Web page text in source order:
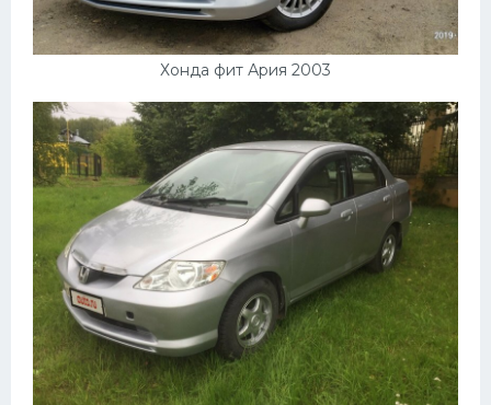
Хонда фит Ария 2003
Камаз
Хонда
Грузовики
Шевроле
Кадиллак
Автокемпер
Феррари
Поезда